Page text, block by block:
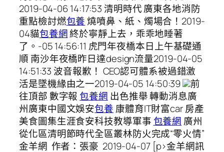
2019-04-06 14:17:53 清明時代 廣東各地消防
重點檢討燃包養燒噴鼻、紙、燭場合！2019-
04貓包養網終於寧靜上去，乖乖地睡著
了。-05 14:56:11 虎門年夜橋本日上午基礎通
順 南沙年夜橋昨日達design流量2019-04-05
14:51:33 波音報歉！ CEO認可體系被過錯激
活是墜機緣由之一2019-04-05 14:50:39
前
往頂部 數字報包養網 出色推舉 轉動消息廣
州廣東中國文娛安包養康體育IT財富car 房產
美食圖集生涯食安科技教導軍事包養網廣州
從化區清明節時代全區叢林防火完成“零火情”
金羊網 作者：張豪 2019-04-07 [p>金羊網訊